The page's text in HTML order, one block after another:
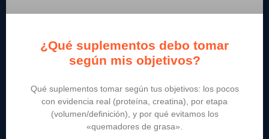
¿Qué suplementos debo tomar
según mis objetivos?
Qué suplementos tomar según tus objetivos: los pocos
con evidencia real (proteína, creatina), por etapa
(volumen/definición), y por qué evitamos los
«quemadores de grasa».